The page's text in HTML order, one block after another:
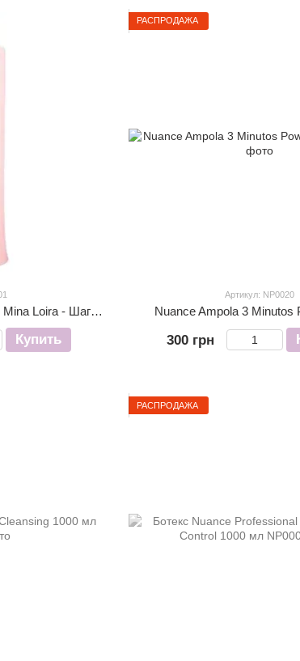
Кератин Nuance Professional Mina Loira - Шаг 2 1000 мл
Купить
РАСПРОДАЖА
Артикул: NP0020
Nuance Ampola 3 Minutos
300 грн
РАСПРОДАЖА